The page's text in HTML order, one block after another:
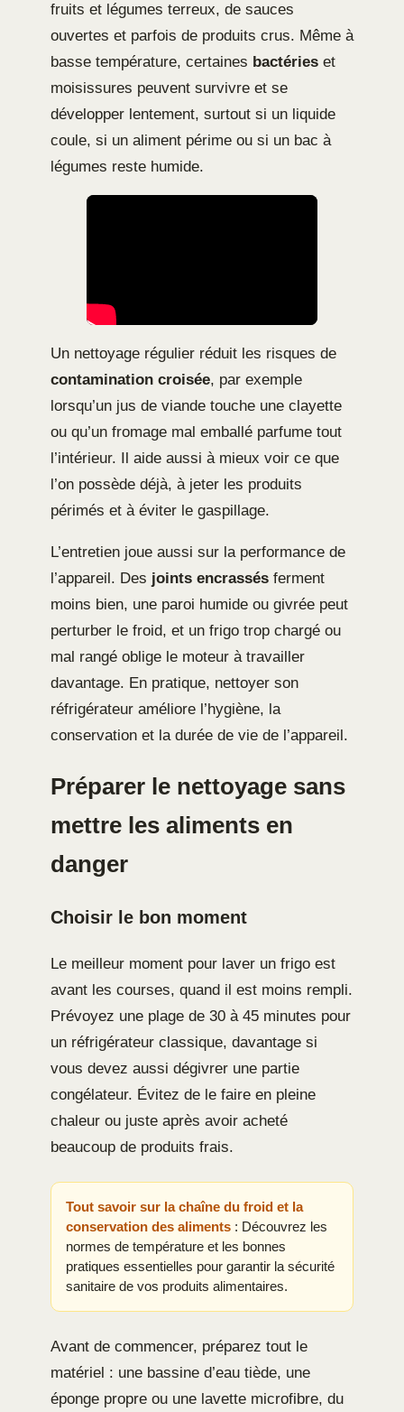
fruits et légumes terreux, de sauces
ouvertes et parfois de produits crus. Même à
basse température, certaines bactéries et
moisissures peuvent survivre et se
développer lentement, surtout si un liquide
coule, si un aliment périme ou si un bac à
légumes reste humide.
Un nettoyage régulier réduit les risques de
contamination croisée, par exemple
lorsqu’un jus de viande touche une clayette
ou qu’un fromage mal emballé parfume tout
l’intérieur. Il aide aussi à mieux voir ce que
l’on possède déjà, à jeter les produits
périmés et à éviter le gaspillage.
L’entretien joue aussi sur la performance de
l’appareil. Des joints encrassés ferment
moins bien, une paroi humide ou givrée peut
perturber le froid, et un frigo trop chargé ou
mal rangé oblige le moteur à travailler
davantage. En pratique, nettoyer son
réfrigérateur améliore l’hygiène, la
conservation et la durée de vie de l’appareil.
Préparer le nettoyage sans
mettre les aliments en
danger
Choisir le bon moment
Le meilleur moment pour laver un frigo est
avant les courses, quand il est moins rempli.
Prévoyez une plage de 30 à 45 minutes pour
un réfrigérateur classique, davantage si
vous devez aussi dégivrer une partie
congélateur. Évitez de le faire en pleine
chaleur ou juste après avoir acheté
beaucoup de produits frais.
Tout savoir sur la chaîne du froid et la
conservation des aliments : Découvrez les
normes de température et les bonnes
pratiques essentielles pour garantir la sécurité
sanitaire de vos produits alimentaires.
Avant de commencer, préparez tout le
matériel : une bassine d’eau tiède, une
éponge propre ou une lavette microfibre, du